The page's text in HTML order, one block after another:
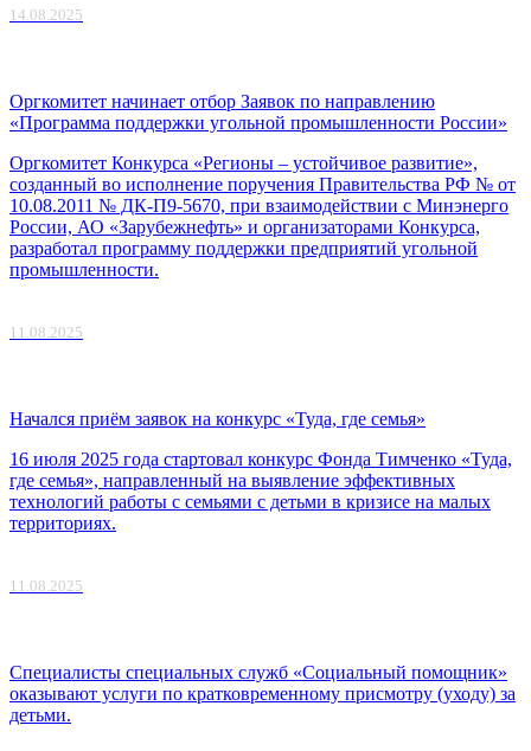
14.08.2025
Оргкомитет начинает отбор Заявок по направлению
«Программа поддержки угольной промышленности России»
Оргкомитет Конкурса «Регионы – устойчивое развитие»,
созданный во исполнение поручения Правительства РФ № от
10.08.2011 № ДК-П9-5670, при взаимодействии с Минэнерго
России, АО «Зарубежнефть» и организаторами Конкурса,
разработал программу поддержки предприятий угольной
промышленности.
11.08.2025
Начался приём заявок на конкурс «Туда, где семья»
16 июля 2025 года стартовал конкурс Фонда Тимченко «Туда,
где семья», направленный на выявление эффективных
технологий работы с семьями с детьми в кризисе на малых
территориях.
11.08.2025
Специалисты специальных служб «Социальный помощник»
оказывают услуги по кратковременному присмотру (уходу) за
детьми.